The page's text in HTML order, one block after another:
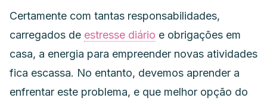
Certamente com tantas responsabilidades,
carregados de estresse diário e obrigações em
casa, a energia para empreender novas atividades
fica escassa. No entanto, devemos aprender a
enfrentar este problema, e que melhor opção do